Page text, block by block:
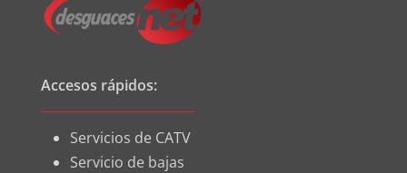
Accesos rápidos:
Servicios de CATV
Servicio de bajas